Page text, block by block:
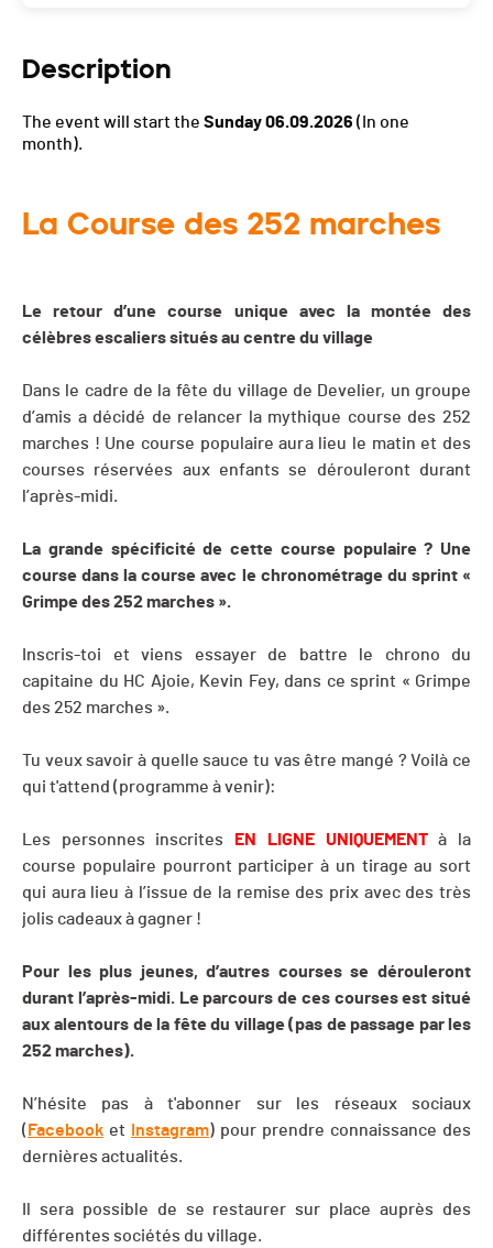
Description
The event will start the Sunday 06.09.2026 (In one
month).
La Course des 252 marches
Le retour d’une course unique avec la montée des
célèbres escaliers situés au centre du village
Dans le cadre de la fête du village de Develier, un groupe
d’amis a décidé de relancer la mythique course des 252
marches ! Une course populaire aura lieu le matin et des
courses réservées aux enfants se dérouleront durant
l’après-midi.
La grande spécificité de cette course populaire ? Une
course dans la course avec le chronométrage du sprint «
Grimpe des 252 marches ».
Inscris-toi et viens essayer de battre le chrono du
capitaine du HC Ajoie, Kevin Fey, dans ce sprint « Grimpe
des 252 marches ».
Tu veux savoir à quelle sauce tu vas être mangé ? Voilà ce
qui t'attend (programme à venir):
Les personnes inscrites EN LIGNE UNIQUEMENTà la
course populaire pourront participer à un tirage au sort
qui aura lieu à l’issue de la remise des prix avec des très
jolis cadeaux à gagner !
Pour les plus jeunes, d’autres courses se dérouleront
durant l’après-midi. Le parcours de ces courses est situé
aux alentours de la fête du village (pas de passage par les
252 marches).
N’hésite pas à t'abonner sur les réseaux sociaux
( Facebook et Instagram) pour prendre connaissance des
dernières actualités.
Il sera possible de se restaurer sur place auprès des
différentes sociétés du village.